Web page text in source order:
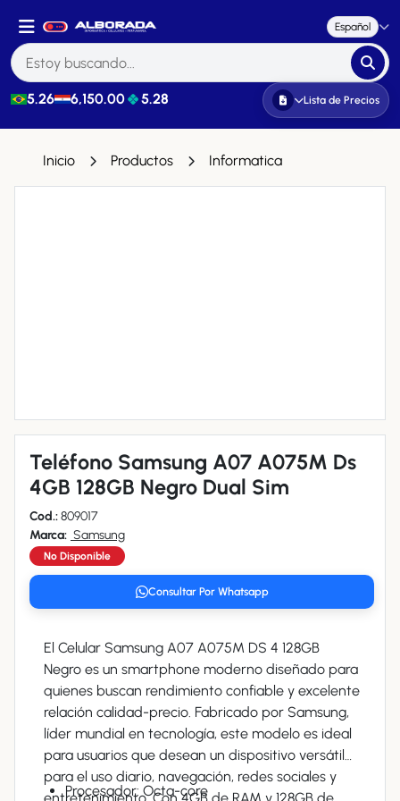
Español
5.26 6,150.00 5.28 Lista de Precios
Inicio Productos Informatica
Teléfono Samsung A07 A075M Ds
4GB 128GB Negro Dual Sim
Cod.:809017
Marca: Samsung
No Disponible
Consultar Por Whatsapp
El Celular Samsung A07 A075M DS 4 128GB
Negro es un smartphone moderno diseñado para
quienes buscan rendimiento confiable y excelente
relación calidad-precio. Fabricado por Samsung,
líder mundial en tecnología, este modelo es ideal
para usuarios que desean un dispositivo versátil
para el uso diario, navegación, redes sociales y
Procesador: Octa-core